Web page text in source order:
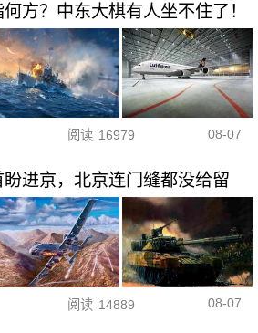
方？中东大棋有人坐不住了！
阅读 16979 08-07
进京，北京连门缝都没给留
阅读 14889 08-07